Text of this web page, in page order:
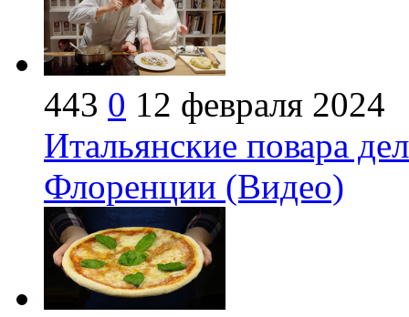
443 0 12 февраля 2024
Итальянские повара
Флоренции (Видео)